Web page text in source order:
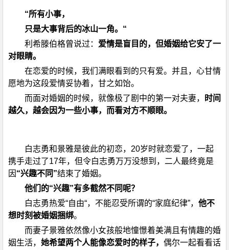
“所有小事，
只是大事背后的冰山一角。“
利希滕伯格曾说过： 爱情是盲目的，但婚姻给它安了一
对眼睛。
在恋爱的时候，我们满眼看到的只有爱。并且，心甘情
愿地为这段爱情妥协着，甘之如饴。
而面对婚姻的时候，就像极了剧中的第一对夫妻，
时间
越久，越会因为一些小事，而看对方不顺眼。
白志勇和景雅是彼此的初恋，20岁时就恋爱了，一起
携手走过了17年，但令白志勇万万没想到，二人最终竟是
因 “兴趣不同”结束了婚姻。
他们的“兴趣”有多截然不同呢？
白志勇热爱“自由“，不能忍受所谓的“家庭纪律”， 他不
想时刻被婚姻捆绑。
而妻子景雅依然像小女孩般地憧憬着美满且有情趣的婚
姻生活， 她希望两个人能像恋爱时的样子， 偶尔一起看看话